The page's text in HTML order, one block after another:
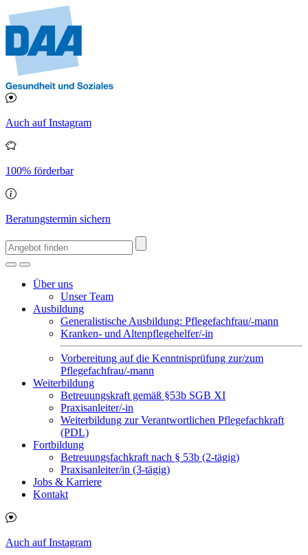
Auch auf Instagram
100% förderbar
Beratungstermin sichern
Über uns
Unser Team
Ausbildung
Generalistische Ausbildung: Pflegefachfrau/-mann
Kranken- und Altenpflegehelfer/-in
Vorbereitung auf die Kenntnisprüfung zur/zum
Pflegefachfrau/-mann
Weiterbildung
Betreuungskraft gemäß §53b SGB XI
Praxisanleiter/-in
Weiterbildung zur Verantwortlichen Pflegefachkraft
(PDL)
Fortbildung
Betreuungsfachkraft nach § 53b (2-tägig)
Praxisanleiter/in (3-tägig)
Jobs & Karriere
Kontakt
Auch auf Instagram